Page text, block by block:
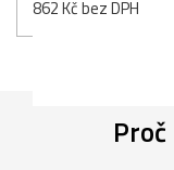
862 Kč bez DPH
Proč